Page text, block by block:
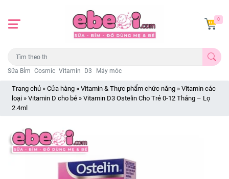
Sữa Bỉm Cosmic Vitamin D3 Máy móc
0
Trang chủ »Cửa hàng »Vitamin & Thực phẩm chức năng »Vitamin các
loại »Vitamin D cho bé »Vitamin D3 Ostelin Cho Trẻ 0-12 Tháng – Lọ
2.4ml